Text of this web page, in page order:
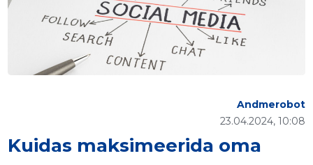
Kuidas maksimeerida oma
23.04.2024, 10:08
Andmerobot